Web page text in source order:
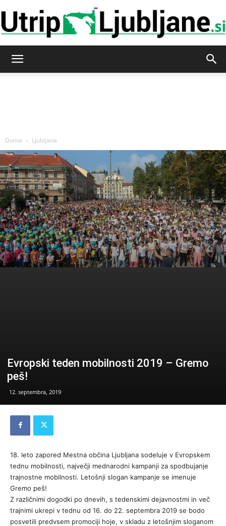
Doma Ljubljana
Evropski teden mobilnosti 2019 – Gremo
peš!
12. septembra, 2019
18. leto zapored Mestna občina Ljubljana sodeluje v Evropskem
tednu mobilnosti, največji mednarodni kampanji za spodbujanje
trajnostne mobilnosti. Letošnji slogan kampanje se imenuje
Gremo peš!
Z različnimi dogodki po dnevih, s tedenskimi dejavnostmi in več
trajnimi ukrepi v tednu od 16. do 22. septembra 2019 se bodo
posvetili predvsem promociji hoje, v skladu z letošnjim sloganom